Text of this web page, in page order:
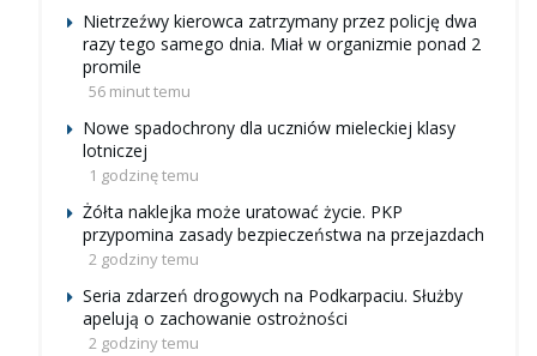
Nietrzeźwy kierowca zatrzymany przez policję dwa
razy tego samego dnia. Miał w organizmie ponad 2
promile
56 minut temu
Nowe spadochrony dla uczniów mieleckiej klasy
lotniczej
1 godzinę temu
Żółta naklejka może uratować życie. PKP
przypomina zasady bezpieczeństwa na przejazdach
2 godziny temu
Seria zdarzeń drogowych na Podkarpaciu. Służby
apelują o zachowanie ostrożności
2 godziny temu